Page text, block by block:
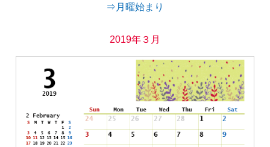
⇒月曜始まり
2019年３月